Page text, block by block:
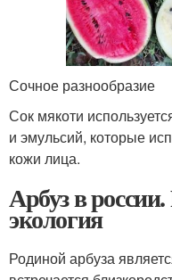
Сочное разнообразие
Сок мякоти
и эмульсий, которые
кожи лица.
Арбуз в
экология
Родиной арбуза